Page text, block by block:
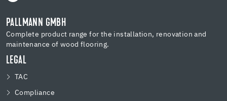
PALLMANN GMBH
Complete product range for the installation, renovation and
maintenance of wood flooring.
LEGAL
TAC
Compliance